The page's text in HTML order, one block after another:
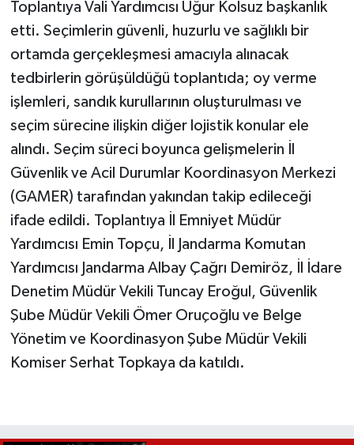
Toplantıya Vali Yardımcısı Uğur Kolsuz başkanlık
etti. Seçimlerin güvenli, huzurlu ve sağlıklı bir
ortamda gerçekleşmesi amacıyla alınacak
tedbirlerin görüşüldüğü toplantıda; oy verme
işlemleri, sandık kurullarının oluşturulması ve
seçim sürecine ilişkin diğer lojistik konular ele
alındı. Seçim süreci boyunca gelişmelerin İl
Güvenlik ve Acil Durumlar Koordinasyon Merkezi
(GAMER) tarafından yakından takip edileceği
ifade edildi. Toplantıya İl Emniyet Müdür
Yardımcısı Emin Topçu, İl Jandarma Komutan
Yardımcısı Jandarma Albay Çağrı Demiröz, İl İdare
Denetim Müdür Vekili Tuncay Eroğul, Güvenlik
Şube Müdür Vekili Ömer Oruçoğlu ve Belge
Yönetim ve Koordinasyon Şube Müdür Vekili
Komiser Serhat Topkaya da katıldı.